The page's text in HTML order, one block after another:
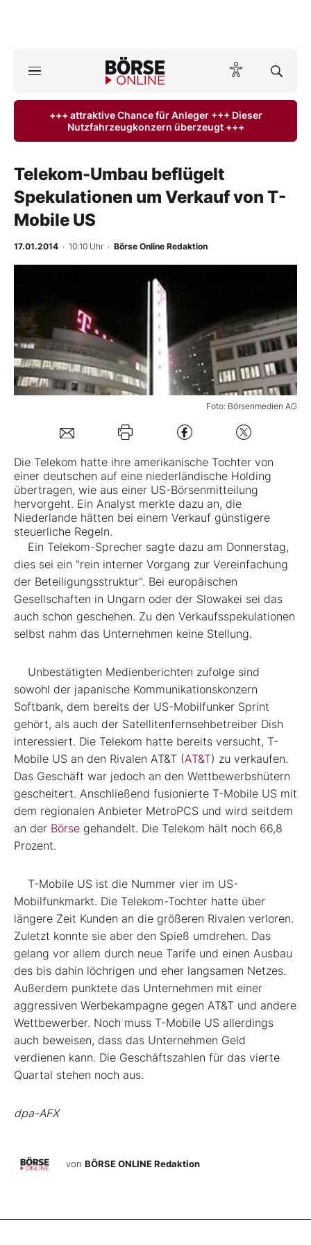
ktuelle Ausgabe BÖRSE ONLINE lesen
Finanz-Check
BO-Musterdepots
Experten
Mein B:O
Mein Konto
Folgen Sie uns
Kontakt
+++ attraktive Chance für Anleger +++ Dieser
Nutzfahrzeugkonzern überzeugt +++
Telekom-Umbau beflügelt
Spekulationen um Verkauf von T-
Mobile US
17.01.2014 · 10:10 Uhr · Börse Online Redaktion
Foto: Börsenmedien AG
Die Telekom hatte ihre amerikanische Tochter von
einer deutschen auf eine niederländische Holding
übertragen, wie aus einer US-Börsenmitteilung
hervorgeht. Ein Analyst merkte dazu an, die
Niederlande hätten bei einem Verkauf günstigere
steuerliche Regeln.
Ein Telekom-Sprecher sagte dazu am Donnerstag,
dies sei ein "rein interner Vorgang zur Vereinfachung
der Beteiligungsstruktur". Bei europäischen
Gesellschaften in Ungarn oder der Slowakei sei das
auch schon geschehen. Zu den Verkaufsspekulationen
selbst nahm das Unternehmen keine Stellung.
Unbestätigten Medienberichten zufolge sind
sowohl der japanische Kommunikationskonzern
Softbank, dem bereits der US-Mobilfunker Sprint
gehört, als auch der Satellitenfernsehbetreiber Dish
interessiert. Die Telekom hatte bereits versucht, T-
Mobile US an den Rivalen AT&T (AT&T) zu verkaufen.
Das Geschäft war jedoch an den Wettbewerbshütern
gescheitert. Anschließend fusionierte T-Mobile US mit
dem regionalen Anbieter MetroPCS und wird seitdem
an der Börse gehandelt. Die Telekom hält noch 66,8
Prozent.
T-Mobile US ist die Nummer vier im US-
Mobilfunkmarkt. Die Telekom-Tochter hatte über
längere Zeit Kunden an die größeren Rivalen verloren.
Zuletzt konnte sie aber den Spieß umdrehen. Das
gelang vor allem durch neue Tarife und einen Ausbau
des bis dahin löchrigen und eher langsamen Netzes.
Außerdem punktete das Unternehmen mit einer
aggressiven Werbekampagne gegen AT&T und andere
Wettbewerber. Noch muss T-Mobile US allerdings
auch beweisen, dass das Unternehmen Geld
verdienen kann. Die Geschäftszahlen für das vierte
Quartal stehen noch aus.
dpa-AFX
von BÖRSE ONLINE Redaktion